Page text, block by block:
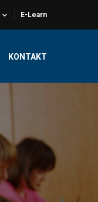
E-Learn
KONTAKT